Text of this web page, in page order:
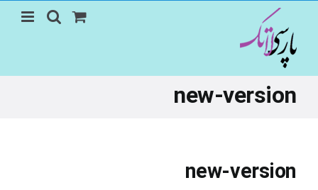
content
new-version
new-version